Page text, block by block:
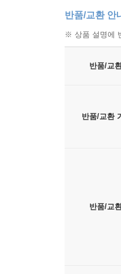
반품/교환 안
※ 상품 설명에
반품/교
반품/교환
반품/교